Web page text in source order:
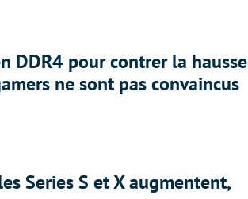
DDR4 pour contrer la hausse
ne sont pas convaincus
Series S et X augmentent,